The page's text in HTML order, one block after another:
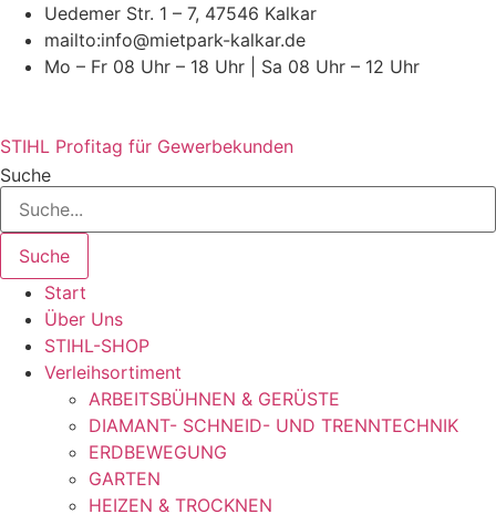
Zum
Inhalt
wechseln
Uedemer Str. 1 – 7, 47546 Kalkar
mailto:info@mietpark-kalkar.de
Mo – Fr 08 Uhr – 18 Uhr | Sa 08 Uhr – 12 Uhr
STIHL Profitag für Gewerbekunden
Suche
Suche
Start
Über Uns
STIHL-SHOP
Verleihsortiment
ARBEITSBÜHNEN & GERÜSTE
DIAMANT- SCHNEID- UND TRENNTECHNIK
ERDBEWEGUNG
GARTEN
HEIZEN & TROCKNEN